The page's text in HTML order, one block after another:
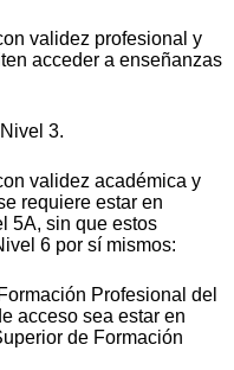
validez profesional y
acceder a enseñanzas
3.
validez académica y
requiere estar en
5A, sin que estos
6 por sí mismos:
Profesional del
acceso sea estar en
de Formación